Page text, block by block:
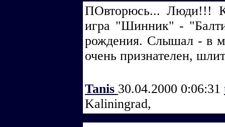
ПОвторюсь... Люди!!!
игра "Шинник" -
рождения. Слышал - в
очень признателен,
Tanis 30.04.2000 0:06:31
Kaliningrad,